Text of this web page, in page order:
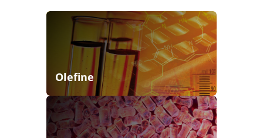
Olefine